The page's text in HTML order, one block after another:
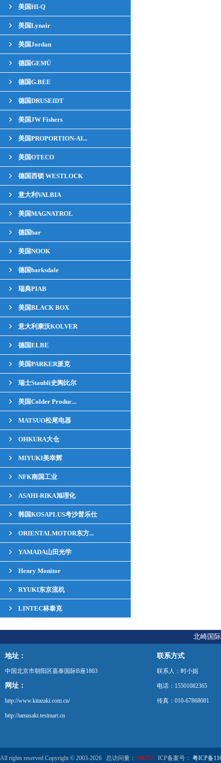
美国HI-Q
美国Lynair
美国Jordan
德国GEMÜ
德国G.BEE
德国DRUSEIDT
美国JW Fishers
美国PROPORTION-AI...
美国OTECO
德国西锁 WESTLOCK
意大利VALBIA
美国MAGNATROL
德国bar
美国NOOK
德国barksdale
瑞典PIAB
美国BLACK BOX
意大利康沃KOLVER
德国ELBE
美国PARKER派克
瑞士Staubli史陶比尔
美国Colder Produc...
MATSUO松尾电器
OHKURA大仓
MIYUKI美幸辉
NFK南国工业
ASAHI-RIKA旭理化
韩国KOSAPLUS考沙普乐仕
ORIENTALMOTOR东方...
YAMADA山田光学
Henry Monitor
RYUKI东京流机
LINTEC林泰克
北崎国
地址：
中国北京市朝阳区嘉泰国际B座1803
网址：
http://www.kitazaki.com.cn/
http://tamasaki.testmart.cn
联系方式
联系人：时小姐
电话：15501082365
传真：010-67868081
All rights reserved Copyright © 2003-2026 总访问量： 546212 ICP备案号： 粤ICP备